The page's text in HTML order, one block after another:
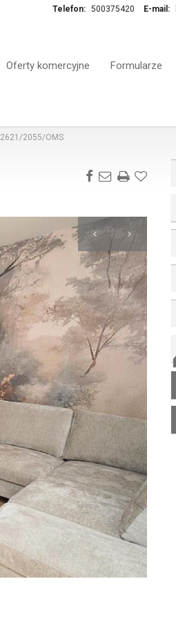
Telefon: 500375420 E-mail:
Oferty komercyjne Formularze
2621/2055/OMS